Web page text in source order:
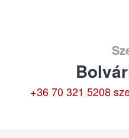
+36 70 321 5208